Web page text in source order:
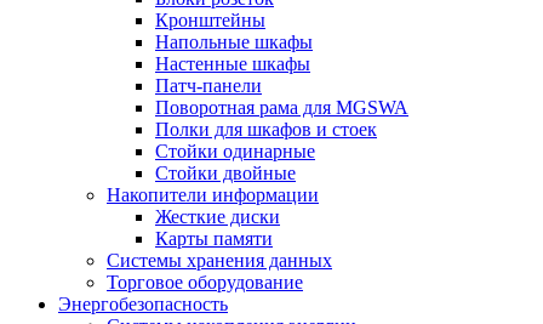
Кронштейны
Напольные шкафы
Настенные шкафы
Патч-панели
Поворотная рама для MGSWA
Полки для шкафов и стоек
Стойки одинарные
Стойки двойные
Накопители информации
Жесткие диски
Карты памяти
Системы хранения данных
Торговое оборудование
Энергобезопасность